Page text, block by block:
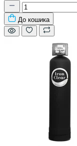
До кошика